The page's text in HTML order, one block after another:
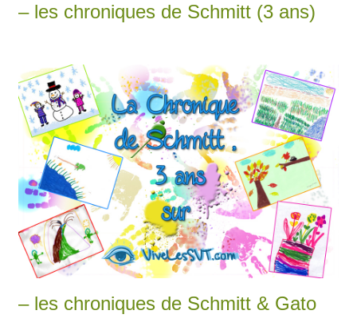
– les chroniques de Schmitt (3 ans)
– les chroniques de Schmitt & Gato